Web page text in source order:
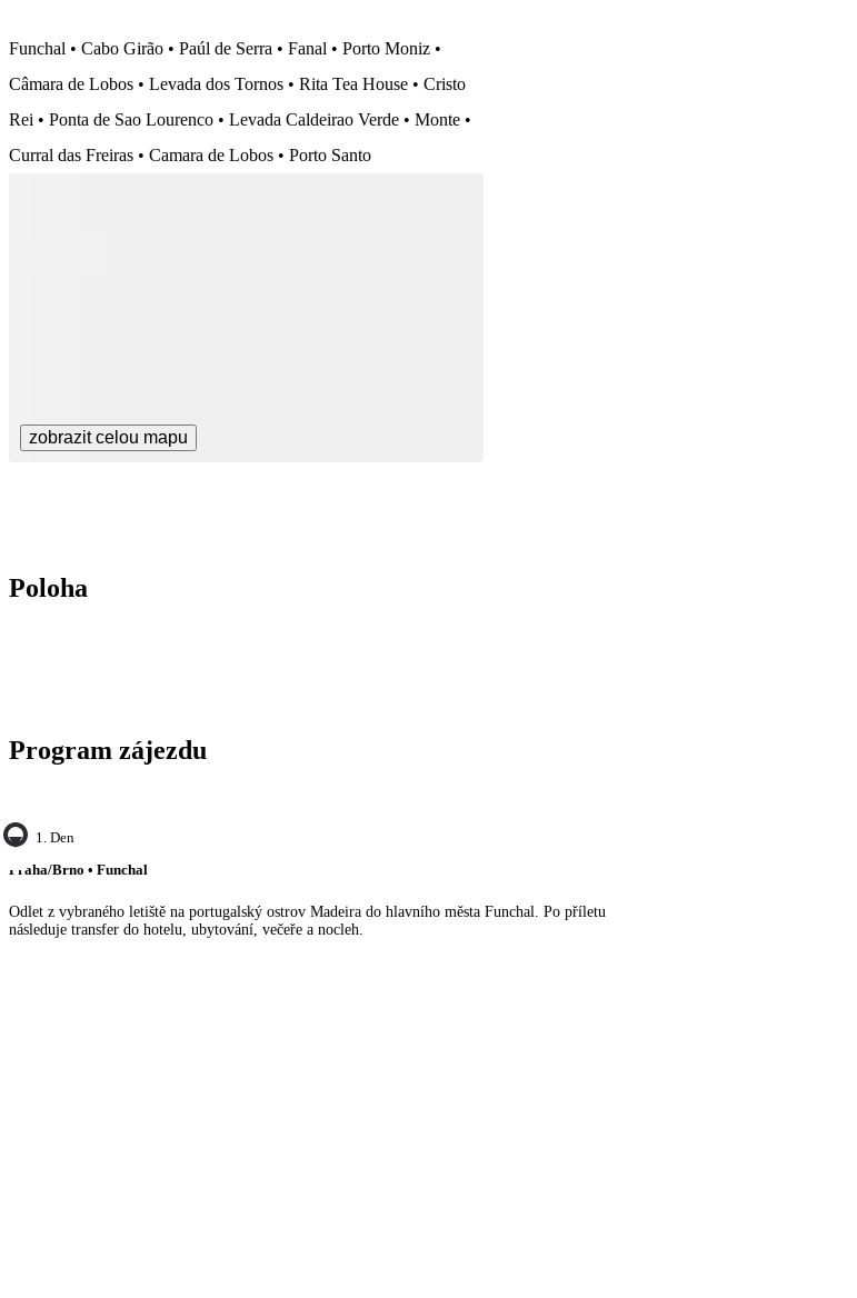
Funchal • Cabo Girão • Paúl de Serra • Fanal • Porto Moniz •
Câmara de Lobos • Levada dos Tornos • Rita Tea House • Cristo
Rei • Ponta de Sao Lourenco • Levada Caldeirao Verde • Monte •
Curral das Freiras • Camara de Lobos • Porto Santo
zobrazit celou mapu
Poloha
Program zájezdu
1. Den
Praha/Brno • Funchal
Odlet z vybraného letiště na portugalský ostrov Madeira do hlavního města Funchal. Po příletu
následuje transfer do hotelu, ubytování, večeře a nocleh.